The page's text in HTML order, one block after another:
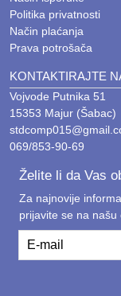
Politika privatnosti
Način plaćanja
Prava potrošača
KONTAKTIRAJTE
Vojvode Putnika 51
15353 Majur (Šabac)
069/853-90-69
Želite li da Vas
Za najnovije
prijavite se na našu
E-mail